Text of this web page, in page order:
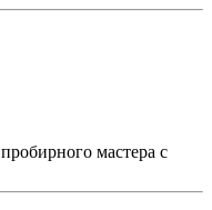
мастера с